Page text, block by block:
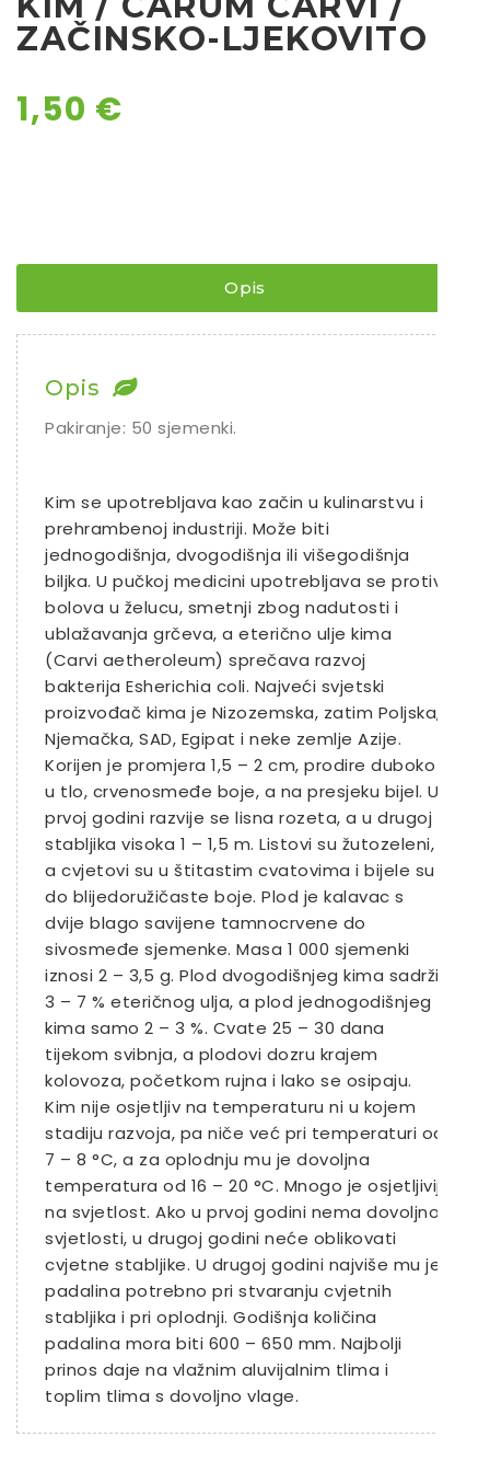
Ostalo sjeme
ZAČINSKO-LJEKOVITO
1,50 €
Opis
Opis
Pakiranje: 50 sjemenki.
Kim se upotrebljava kao začin u kulinarstvu i
prehrambenoj industriji. Može biti
jednogodišnja, dvogodišnja ili višegodišnja
biljka. U pučkoj medicini upotrebljava se protiv
bolova u želucu, smetnji zbog nadutosti i
ublažavanja grčeva, a eterično ulje kima
(Carvi aetheroleum) sprečava razvoj
bakterija Esherichia coli. Najveći svjetski
proizvođač kima je Nizozemska, zatim Poljska,
Njemačka, SAD, Egipat i neke zemlje Azije.
Korijen je promjera 1,5 – 2 cm, prodire duboko
u tlo, crvenosmeđe boje, a na presjeku bijel. U
prvoj godini razvije se lisna rozeta, a u drugoj
stabljika visoka 1 – 1,5 m. Listovi su žutozeleni,
a cvjetovi su u štitastim cvatovima i bijele su
do blijedoružičaste boje. Plod je kalavac s
dvije blago savijene tamnocrvene do
sivosmeđe sjemenke. Masa 1 000 sjemenki
iznosi 2 – 3,5 g. Plod dvogodišnjeg kima sadrži
3 – 7 % eteričnog ulja, a plod jednogodišnjeg
kima samo 2 – 3 %. Cvate 25 – 30 dana
tijekom svibnja, a plodovi dozru krajem
kolovoza, početkom rujna i lako se osipaju.
Kim nije osjetljiv na temperaturu ni u kojem
stadiju razvoja, pa niče već pri temperaturi od
7 – 8 °C, a za oplodnju mu je dovoljna
temperatura od 16 – 20 °C. Mnogo je osjetljiviji
na svjetlost. Ako u prvoj godini nema dovoljno
svjetlosti, u drugoj godini neće oblikovati
cvjetne stabljike. U drugoj godini najviše mu je
padalina potrebno pri stvaranju cvjetnih
stabljika i pri oplodnji. Godišnja količina
padalina mora biti 600 – 650 mm. Najbolji
prinos daje na vlažnim aluvijalnim tlima i
toplim tlima s dovoljno vlage.